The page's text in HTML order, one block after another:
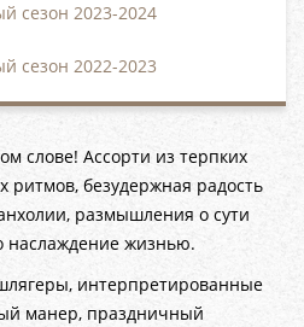
сезон 2023-2024
сезон 2022-2023
слове! Ассорти из терпких
ритмов, безудержная радость
размышления о сути
наслаждение жизнью.
интерпретированные
манер, праздничный